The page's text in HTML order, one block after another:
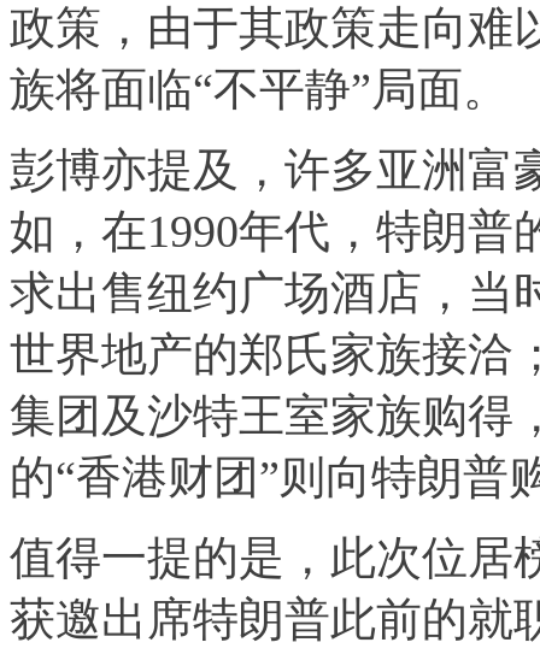
政策，由于其政策走向难
族将面临“不平静”局面。
彭博亦提及，许多亚洲富
如，在1990年代，特朗
求出售纽约广场酒店，当
世界地产的郑氏家族接洽
集团及沙特王室家族购得
的“香港财团”则向特朗普
值得一提的是，此次位居
获邀出席特朗普此前的就